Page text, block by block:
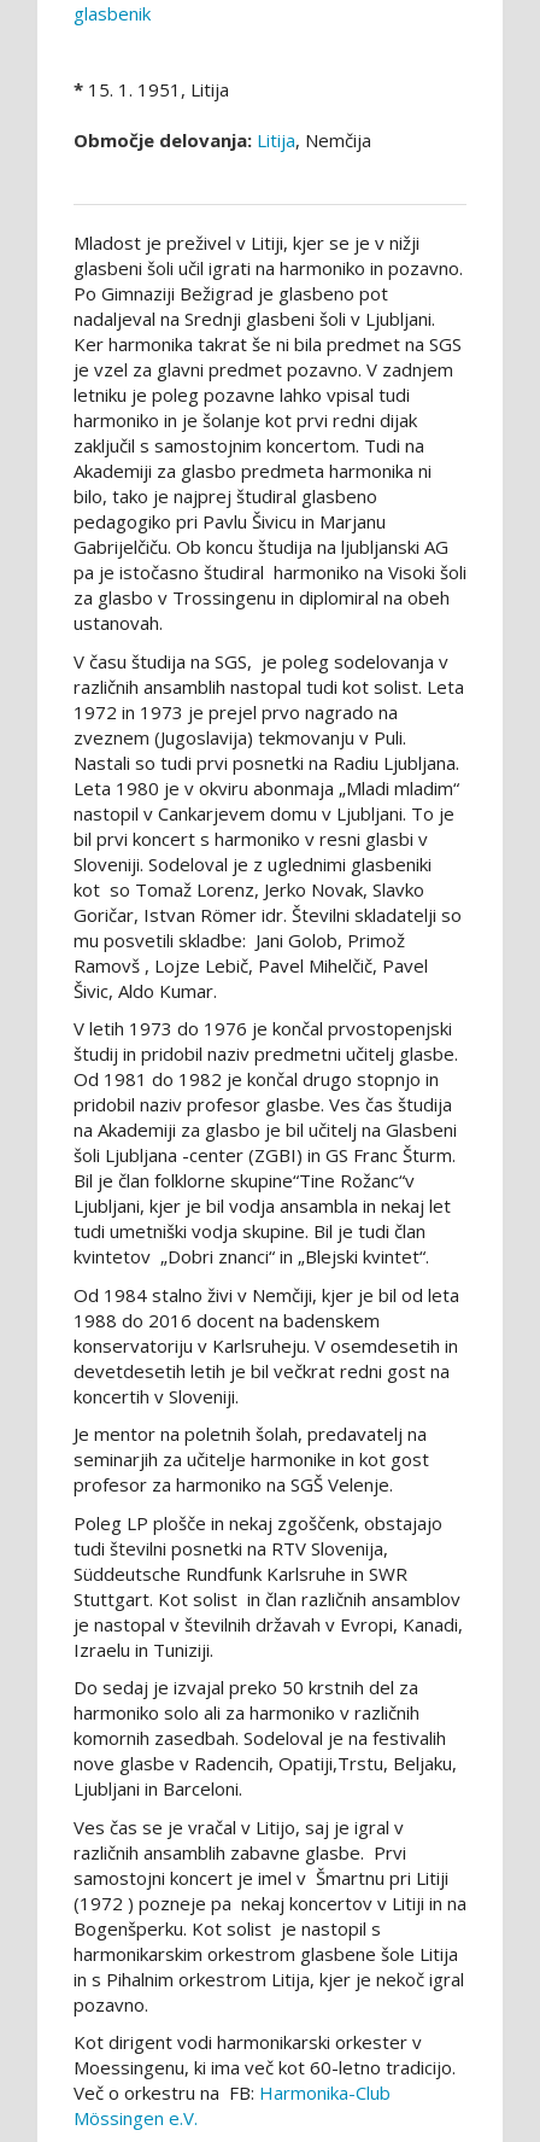
glasbenik
* 15. 1. 1951, Litija
Območje delovanja: Litija, Nemčija
Mladost je preživel v Litiji, kjer se je v nižji
glasbeni šoli učil igrati na harmoniko in pozavno.
Po Gimnaziji Bežigrad je glasbeno pot
nadaljeval na Srednji glasbeni šoli v Ljubljani.
Ker harmonika takrat še ni bila predmet na SGS
je vzel za glavni predmet pozavno. V zadnjem
letniku je poleg pozavne lahko vpisal tudi
harmoniko in je šolanje kot prvi redni dijak
zaključil s samostojnim koncertom. Tudi na
Akademiji za glasbo predmeta harmonika ni
bilo, tako je najprej študiral glasbeno
pedagogiko pri Pavlu Šivicu in Marjanu
Gabrijelčiču. Ob koncu študija na ljubljanski AG
pa je istočasno študiral harmoniko na Visoki šoli
za glasbo v Trossingenu in diplomiral na obeh
ustanovah.
V času študija na SGS, je poleg sodelovanja v
različnih ansamblih nastopal tudi kot solist. Leta
1972 in 1973 je prejel prvo nagrado na
zveznem (Jugoslavija) tekmovanju v Puli.
Nastali so tudi prvi posnetki na Radiu Ljubljana.
Leta 1980 je v okviru abonmaja „Mladi mladim“
nastopil v Cankarjevem domu v Ljubljani. To je
bil prvi koncert s harmoniko v resni glasbi v
Sloveniji. Sodeloval je z uglednimi glasbeniki
kot so Tomaž Lorenz, Jerko Novak, Slavko
Goričar, Istvan Römer idr. Številni skladatelji so
mu posvetili skladbe: Jani Golob, Primož
Ramovš , Lojze Lebič, Pavel Mihelčič, Pavel
Šivic, Aldo Kumar.
V letih 1973 do 1976 je končal prvostopenjski
študij in pridobil naziv predmetni učitelj glasbe.
Od 1981 do 1982 je končal drugo stopnjo in
pridobil naziv profesor glasbe. Ves čas študija
na Akademiji za glasbo je bil učitelj na Glasbeni
šoli Ljubljana -center (ZGBI) in GS Franc Šturm.
Bil je član folklorne skupine“Tine Rožanc“v
Ljubljani, kjer je bil vodja ansambla in nekaj let
tudi umetniški vodja skupine. Bil je tudi član
kvintetov „Dobri znanci“ in „Blejski kvintet“.
Od 1984 stalno živi v Nemčiji, kjer je bil od leta
1988 do 2016 docent na badenskem
konservatoriju v Karlsruheju. V osemdesetih in
devetdesetih letih je bil večkrat redni gost na
koncertih v Sloveniji.
Je mentor na poletnih šolah, predavatelj na
seminarjih za učitelje harmonike in kot gost
profesor za harmoniko na SGŠ Velenje.
Poleg LP plošče in nekaj zgoščenk, obstajajo
tudi številni posnetki na RTV Slovenija,
Süddeutsche Rundfunk Karlsruhe in SWR
Stuttgart. Kot solist in član različnih ansamblov
je nastopal v številnih državah v Evropi, Kanadi,
Izraelu in Tuniziji.
Do sedaj je izvajal preko 50 krstnih del za
harmoniko solo ali za harmoniko v različnih
komornih zasedbah. Sodeloval je na festivalih
nove glasbe v Radencih, Opatiji,Trstu, Beljaku,
Ljubljani in Barceloni.
Ves čas se je vračal v Litijo, saj je igral v
različnih ansamblih zabavne glasbe. Prvi
samostojni koncert je imel v Šmartnu pri Litiji
(1972 ) pozneje pa nekaj koncertov v Litiji in na
Bogenšperku. Kot solist je nastopil s
harmonikarskim orkestrom glasbene šole Litija
in s Pihalnim orkestrom Litija, kjer je nekoč igral
pozavno.
Kot dirigent vodi harmonikarski orkester v
Moessingenu, ki ima več kot 60-letno tradicijo.
Več o orkestru na FB: Harmonika-Club
Mössingen e.V.